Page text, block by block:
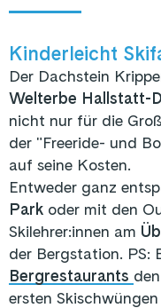
Kinderleicht
Der Dachstein
Welterbe Hallstatt-
nicht nur für die
der "Freeride- und
auf seine Kosten.
Entweder ganz
Park oder mit den
Skilehrer:innen am
der Bergstation. PS:
Bergrestaurants
ersten